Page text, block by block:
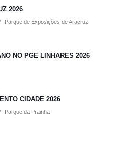
2026
Parque de Exposições de Aracruz
NO PGE LINHARES 2026
CIDADE 2026
Parque da Prainha